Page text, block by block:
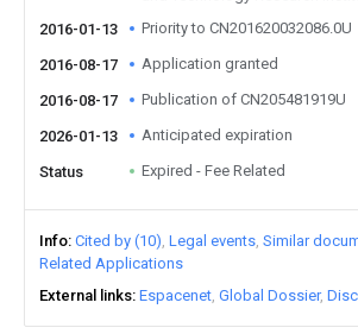
2016-01-13
Priority to CN201620032086.0U
2016-08-17 Application granted
2016-08-17 Publication of CN205481919U
2026-01-13 Anticipated expiration
Status Expired - Fee Related
Info Cited by (10) Legal events Similar
Related Applications
External links Espacenet Global Dossier